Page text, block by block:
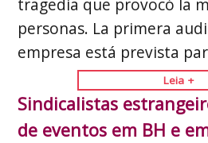
tragedia que provocó la
personas. La primera
empresa está prevista
Leia +
Sindicalistas
de eventos em BH e